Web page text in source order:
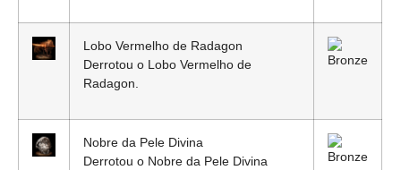
Lobo Vermelho de Radagon
Derrotou o Lobo Vermelho de
Radagon.
Nobre da Pele Divina
Derrotou o Nobre da Pele Divina